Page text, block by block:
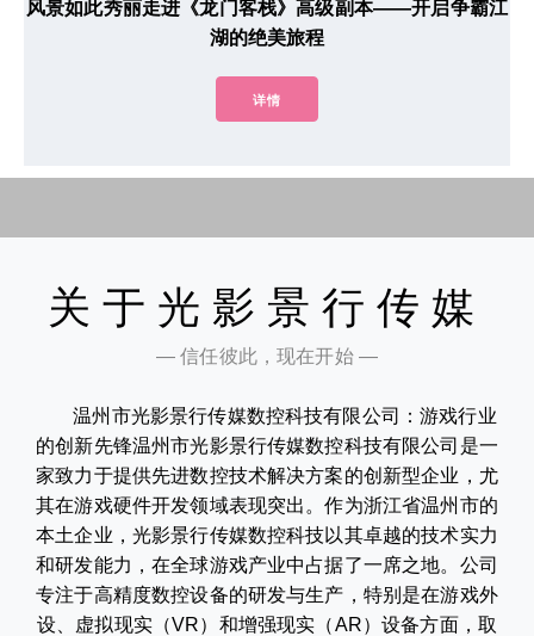
风景如此秀丽走进《龙门客栈》高级副本——开启争霸江
湖的绝美旅程
详情
关于光影景行传媒
— 信任彼此，现在开始 —
温州市光影景行传媒数控科技有限公司：游戏行业
的创新先锋温州市光影景行传媒数控科技有限公司是一
家致力于提供先进数控技术解决方案的创新型企业，尤
其在游戏硬件开发领域表现突出。作为浙江省温州市的
本土企业，光影景行传媒数控科技以其卓越的技术实力
和研发能力，在全球游戏产业中占据了一席之地。公司
专注于高精度数控设备的研发与生产，特别是在游戏外
设、虚拟现实（VR）和增强现实（AR）设备方面，取